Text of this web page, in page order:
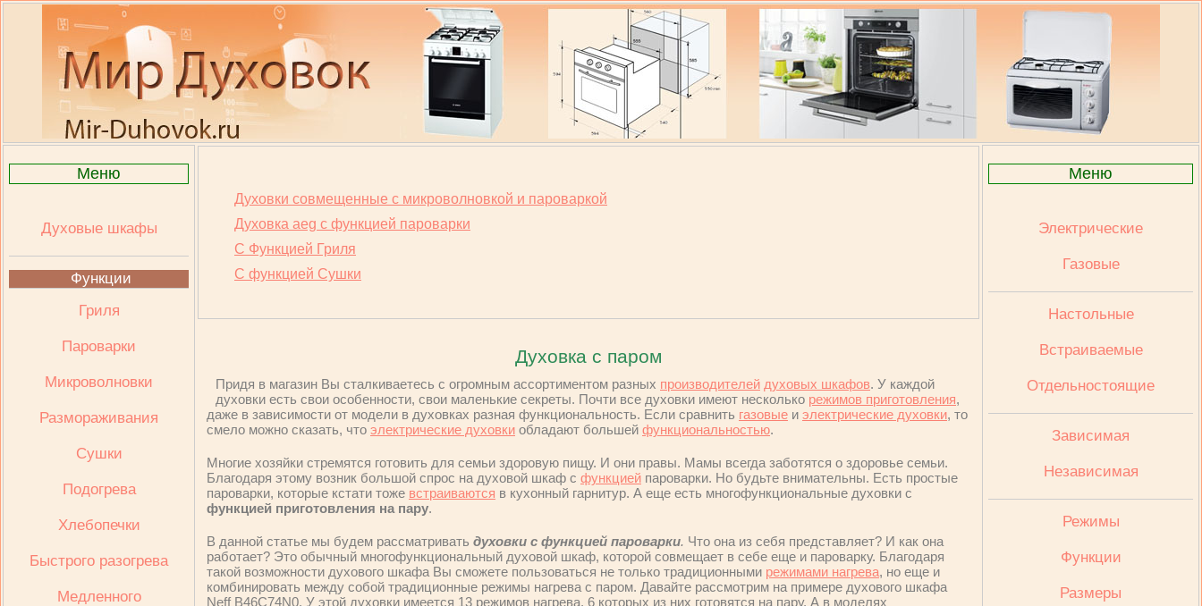
Меню
Духовые шкафы
Функции
Гриля
Пароварки
Микроволновки
Размораживания
Сушки
Подогрева
Хлебопечки
Быстрого разогрева
Медленного
Духовки совмещенные с микроволновкой и пароваркой
Духовка aeg с функцией пароварки
С Функцией Гриля
С функцией Сушки
Духовка с паром
Придя в магазин Вы сталкиваетесь с огромным ассортиментом разных производителей духовых шкафов. У каждой
духовки есть свои особенности, свои маленькие секреты. Почти все духовки имеют несколько режимов приготовления,
даже в зависимости от модели в духовках разная функциональность. Если сравнить газовые и электрические духовки, то
смело можно сказать, что электрические духовки обладают большей функциональностью.
Многие хозяйки стремятся готовить для семьи здоровую пищу. И они правы. Мамы всегда заботятся о здоровье семьи.
Благодаря этому возник большой спрос на духовой шкаф с функцией пароварки. Но будьте внимательны. Есть простые
пароварки, которые кстати тоже встраиваются в кухонный гарнитур. А еще есть многофункциональные духовки с
функцией приготовления на пару.
В данной статье мы будем рассматривать духовки с функцией пароварки. Что она из себя представляет? И как она
работает? Это обычный многофункциональный духовой шкаф, которой совмещает в себе еще и пароварку. Благодаря
такой возможности духового шкафа Вы сможете пользоваться не только традиционными режимами нагрева, но еще и
комбинировать между собой традиционные режимы нагрева с паром. Давайте рассмотрим на примере духового шкафа
Neff B46C74N0. У этой духовки имеется 13 режимов нагрева, 6 которых из них готовятся на пару. А в моделях
Меню
Электрические
Газовые
Настольные
Встраиваемые
Отдельностоящие
Зависимая
Независимая
Режимы
Функции
Размеры